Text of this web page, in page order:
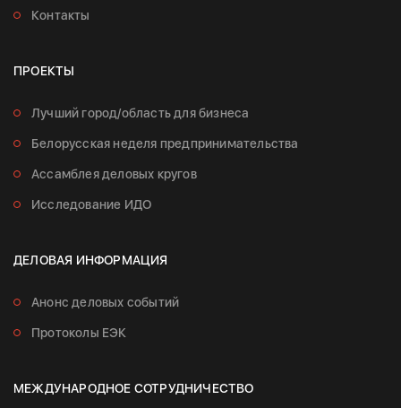
Контакты
ПРОЕКТЫ
Лучший город/область для бизнеса
Белорусская неделя предпринимательства
Ассамблея деловых кругов
Исследование ИДО
ДЕЛОВАЯ ИНФОРМАЦИЯ
Анонс деловых событий
Протоколы ЕЭК
МЕЖДУНАРОДНОЕ СОТРУДНИЧЕСТВО